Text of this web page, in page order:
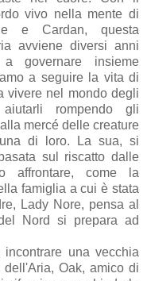
vivo nella mente di
e Cardan, questa
avviene diversi anni
governare insieme
a seguire la vita di
vivere nel mondo degli
rompendo gli
mercé delle creature
di loro. La sua, si
sul riscatto dalle
affrontare, come la
famiglia a cui è stata
Lady Nore, pensa al
Nord si prepara ad
una vecchia
Oak, amico di